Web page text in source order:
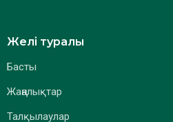
Желі туралы
Басты
Жаңалықтар
Талқылаулар